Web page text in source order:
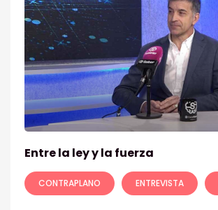
Entre la ley y la fuerza
CONTRAPLANO ENTREVISTA